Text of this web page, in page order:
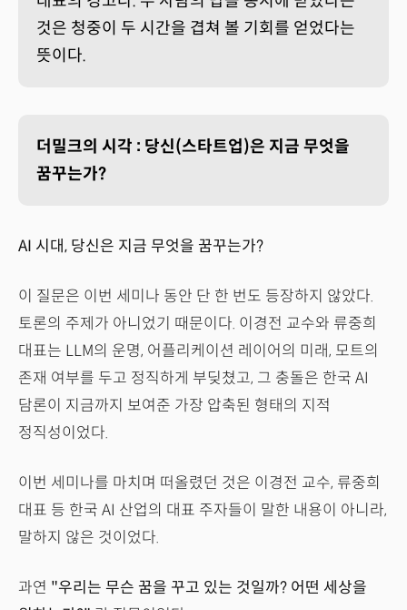
것은 청중이 두 시간을 겹쳐 볼 기회를 얻었다는
뜻이다.
더밀크의 시각 : 당신(스타트업)은 지금 무엇을
꿈꾸는가?
AI 시대, 당신은 지금 무엇을 꿈꾸는가?
이 질문은 이번 세미나 동안 단 한 번도 등장하지 않았다.
토론의 주제가 아니었기 때문이다. 이경전 교수와 류중희
대표는 LLM의 운명, 어플리케이션 레이어의 미래, 모트의
존재 여부를 두고 정직하게 부딪쳤고, 그 충돌은 한국 AI
담론이 지금까지 보여준 가장 압축된 형태의 지적
정직성이었다.
이번 세미나를 마치며 떠올렸던 것은 이경전 교수, 류중희
대표 등 한국 AI 산업의 대표 주자들이 말한 내용이 아니라,
말하지 않은 것이었다.
과연 "우리는 무슨 꿈을 꾸고 있는 것일까? 어떤 세상을